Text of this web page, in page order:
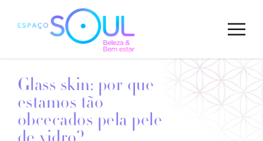
Glass skin: por que
estamos tão
obcecados pela pele
de vidro?